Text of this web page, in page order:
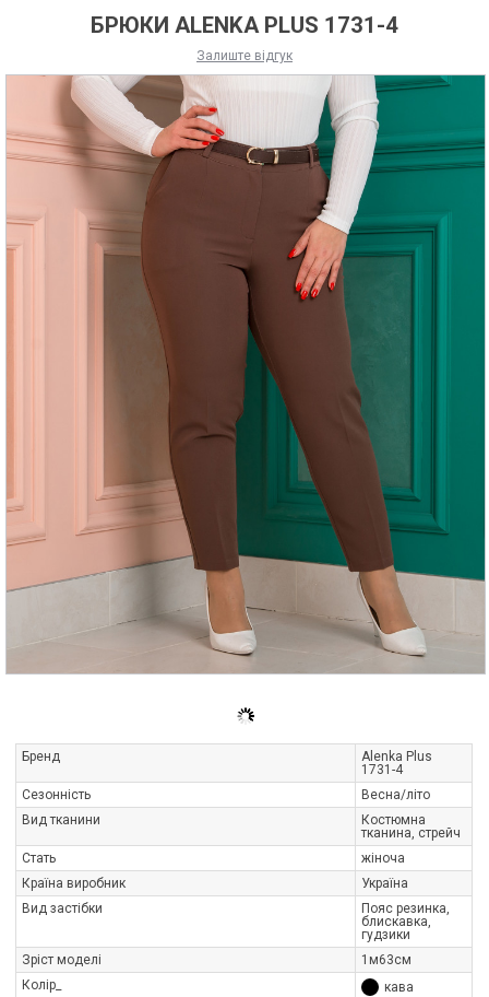
БРЮКИ ALENKA PLUS 1731-4
Залиште відгук
Бренд
Alenka Plus
1731-4
Сезонність
Весна/літо
Вид тканини
Костюмна
тканина, стрейч
Стать
жіноча
Країна виробник
Україна
Вид застібки
Пояс резинка,
блискавка,
гудзики
Зріст моделі
1м63см
Колір_
кава